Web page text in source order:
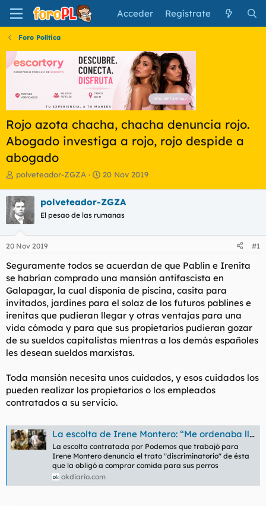
Acceder Regístrate
Foro Política
Rojo azota chacha, chacha denuncia rojo.
Abogado investiga a rojo, rojo despide a
abogado
I
i
c
i
a
d
o
d
e
l
t
e
m
a
polveteador-ZGZA
F
h
a
e
i
c
i
o
20 Nov 2019
polveteador-ZGZA
El pesao de las rumanas
20 Nov 2019 #1
Seguramente todos se acuerdan de que Pablín e Irenita
se habrían comprado una mansión antifascista en
Galapagar, la cual disponía de piscina, casita para
invitados, jardines para el solaz de los futuros pablines e
irenitas que pudieran llegar y otras ventajas para una
vida cómoda y para que sus propietarios pudieran gozar
de su sueldos capitalistas mientras a los demás españoles
les desean sueldos marxistas.
Toda mansión necesita unos cuidados, y esos cuidados los
pueden realizar los propietarios o los empleados
contratados a su servicio.
La escolta de Irene Montero: “Me ordenaba llevarles la cena y la comida a ella, a Pablo y a los perros” | Podemos
La escolta contratada por Podemos que trabajó para
Irene Montero denuncia el trato "discriminatorio" de ésta
que la obligó a comprar comida para sus perros
okdiario.com